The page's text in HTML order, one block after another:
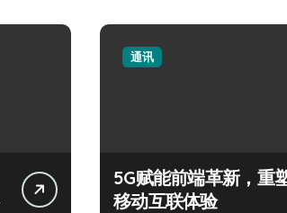
通讯
5G赋能前端革新，重
移动互联体验